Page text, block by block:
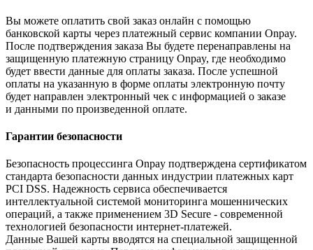
Вы можете оплатить свой заказ онлайн с помощью
банковской карты через платежный сервис компании Onpay.
После подтверждения заказа Вы будете перенаправлены на
защищенную платежную страницу Onpay, где необходимо
будет ввести данные для оплаты заказа. После успешной
оплаты на указанную в форме оплаты электронную почту
будет направлен электронный чек с информацией о заказе
и данными по произведенной оплате.
Гарантии безопасности
Безопасность процессинга Onpay подтверждена сертификатом
стандарта безопасности данных индустрии платежных карт
PCI DSS. Надежность сервиса обеспечивается
интеллектуальной системой мониторинга мошеннических
операций, а также применением 3D Secure - современной
технологией безопасности интернет-платежей.
Данные Вашей карты вводятся на специальной защищенной